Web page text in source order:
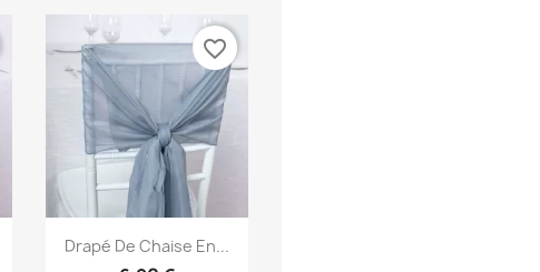
Aperçu rapide
Drapé De Chaise En...
favorite_border